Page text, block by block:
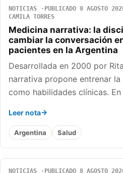
NOTICIAS PUBLICADO 8 AGOSTO
CAMILA TORRES
Medicina narrativa: la
cambiar la conversación
pacientes en la Argentina
Desarrollada en 2000 por
narrativa propone entrenar
como habilidades clínicas.
Leer nota
Argentina Salud
NOTICIAS PUBLICADO 8 AGOSTO